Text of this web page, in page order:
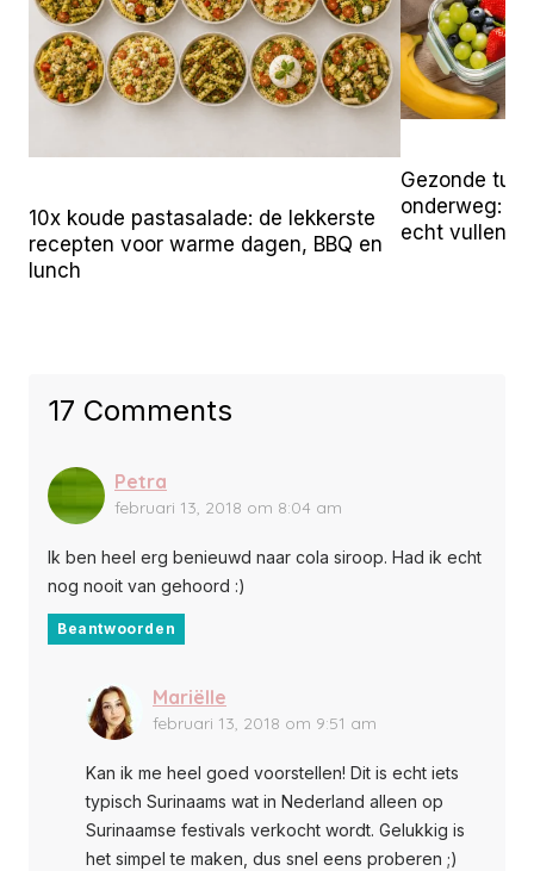
10x koude pastasalade: de lekkerste
recepten voor warme dagen, BBQ en
lunch
Gezonde
onderweg:
echt vullen
17 Comments
Petra
februari 13, 2018 om 8:04 am
Ik ben heel erg benieuwd naar cola siroop. Had ik echt
nog nooit van gehoord :)
Beantwoorden
Mariëlle
februari 13, 2018 om 9:51 am
Kan ik me heel goed voorstellen! Dit is echt iets
typisch Surinaams wat in Nederland alleen op
Surinaamse festivals verkocht wordt. Gelukkig is
het simpel te maken, dus snel eens proberen ;)